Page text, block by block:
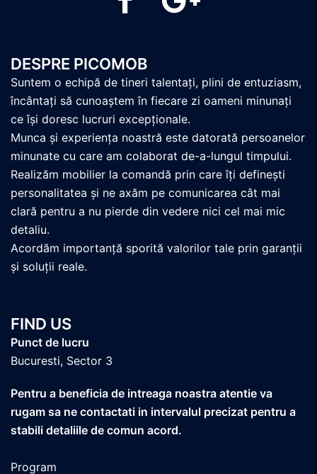
DESPRE PICOMOB
Suntem o echipă de tineri talentați, plini de entuziasm,
încântați să cunoaștem în fiecare zi oameni minunați
ce își doresc lucruri excepționale.
Munca și experiența noastră este datorată persoanelor
minunate cu care am colaborat de-a-lungul timpului.
Realizăm mobilier la comandă prin care îți definești
personalitatea și ne axăm pe comunicarea cât mai
clară pentru a nu pierde din vedere nici cel mai mic
detaliu.
Acordăm importanță sporită valorilor tale prin garanții
și soluții reale.
FIND US
Punct de lucru
Bucuresti, Sector 3
Pentru a beneficia de intreaga noastra atentie va
rugam sa ne contactati in intervalul precizat pentru a
stabili detaliile de comun acord.
Program